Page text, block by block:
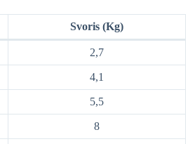
Svoris (Kg)
2,7
4,1
5,5
8